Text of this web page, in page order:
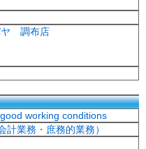
ヤ 調布店
working conditions
業務・庶務的業務）